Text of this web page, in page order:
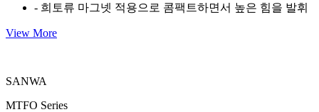
- 희토류 마그넷 적용으로 콤팩트하면서 높은 힘을 발휘
View More
SANWA
MTFO Series